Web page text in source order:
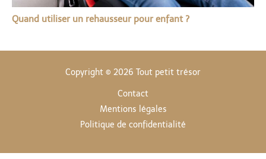
Quand utiliser un rehausseur pour enfant ?
Copyright © 2026 Tout petit trésor
Contact
Mentions légales
Politique de confidentialité